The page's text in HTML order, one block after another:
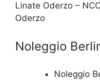
Linate Oderzo –
Oderzo
Noleggio
Noleggio